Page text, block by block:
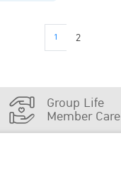
1 2
Group Life
Member Care